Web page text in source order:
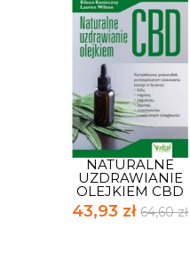
NATURALNE
UZDRAWIANIE
OLEJKIEM CBD
43,93 zł64,60 zł